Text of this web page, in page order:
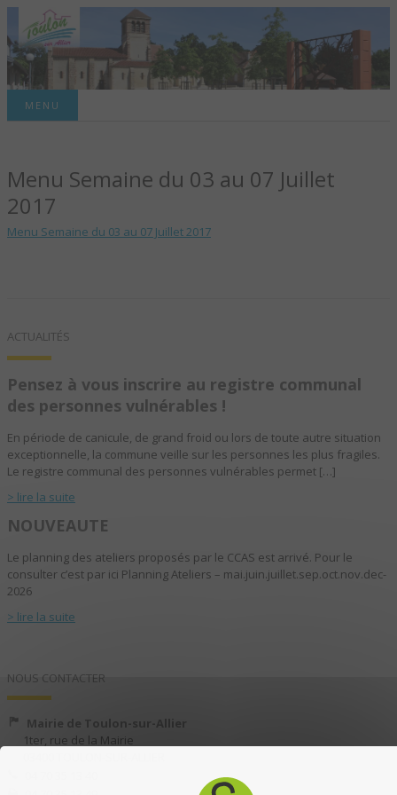
TOULON-SUR-
ALLIER – SITE
OFFICIEL DE LA
MENU
Menu Semaine du 03 au 07 Juillet
2017
Menu Semaine du 03 au 07 Juillet 2017
ACTUALITÉS
Pensez à vous inscrire au registre communal
des personnes vulnérables !
En période de canicule, de grand froid ou lors de toute autre situation
exceptionnelle, la commune veille sur les personnes les plus fragiles.
Le registre communal des personnes vulnérables permet […]
> lire la suite
NOUVEAUTE
Le planning des ateliers proposés par le CCAS est arrivé. Pour le
consulter c’est par ici Planning Ateliers – mai.juin.juillet.sep.oct.nov.dec-
2026
> lire la suite
NOUS CONTACTER
Mairie de Toulon-sur-Allier
1ter, rue de la Mairie